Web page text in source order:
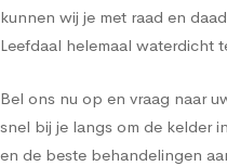
kunnen wij je met raad en
Leefdaal helemaal waterdicht
Bel ons nu op en vraag naar
snel bij je langs om de kelder
en de beste behandelingen